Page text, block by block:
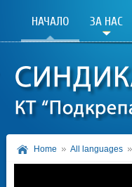
НАЧАЛО ЗА НАС
Home All languages